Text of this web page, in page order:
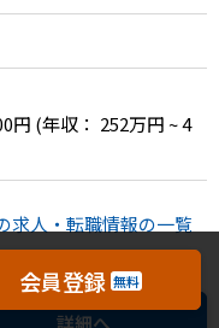
、新潟県、富山県、石
県、岐阜県、静岡
県、京都府、大阪府、
鳥取県、島根県、岡
島県、香川県、愛媛
、長崎県、熊本県、
、沖縄県
円 (年収： 252万円 ~ 4
求人・転職情報の一覧
詳細へ
会員登録 無料